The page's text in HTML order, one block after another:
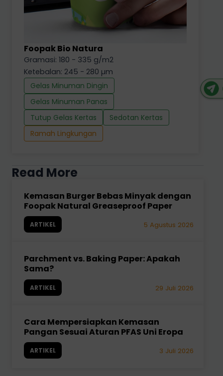
Foopak Bio Natura
Gramasi: 180 - 335 g/m2
Ketebalan: 245 - 280 µm
Gelas Minuman Dingin
Gelas Minuman Panas
Tutup Gelas Kertas
Sedotan Kertas
Ramah Lingkungan
Read More
Kemasan Burger Bebas Minyak dengan
Foopak Natural Greaseproof Paper
ARTIKEL 5 Agustus 2026
Parchment vs. Baking Paper: Apakah
Sama?
ARTIKEL 29 Juli 2026
Cara Mempersiapkan Kemasan
Pangan Sesuai Aturan PFAS Uni Eropa
ARTIKEL 3 Juli 2026